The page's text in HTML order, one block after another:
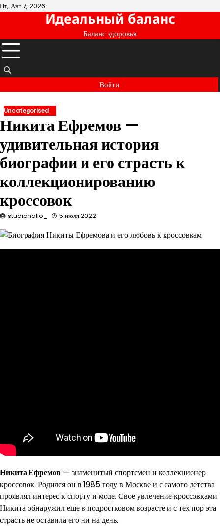
Перейти
Пт, Авг 7, 2026
Идеальный баланс
Баланс здоровья
Войти
Uncategorised
Никита Ефремов —
удивительная история
биографии и его страсть к
коллекционированию
кроссовок
studiohallo_ 5 июля 2022
Никита Ефремов — знаменитый спортсмен и коллекционер
кроссовок. Родился он в 1985 году в Москве и с самого детства
проявлял интерес к спорту и моде. Свое увлечение кроссовками
Никита обнаружил еще в подростковом возрасте и с тех пор эта
страсть не оставила его ни на день.